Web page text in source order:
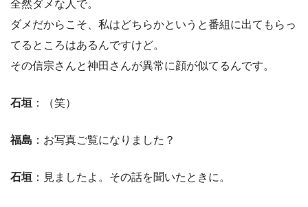
全然ダメな人で。
ダメだからこそ、私はどちらかというと番組に出てもらっ
てるところはあるんですけど。
その信宗さんと神田さんが異常に顔が似てるんです。
石垣 ：（笑）
福島 ：お写真ご覧になりました？
石垣 ：見ましたよ。その話を聞いたときに。